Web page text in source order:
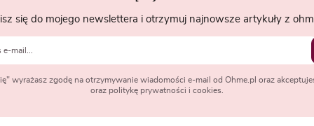
się do mojego newslettera i otrzymuj najnowsze artykuły z
wyrażasz zgodę na otrzymywanie wiadomości e-mail od Ohme.pl oraz
oraz politykę prywatności i cookies.